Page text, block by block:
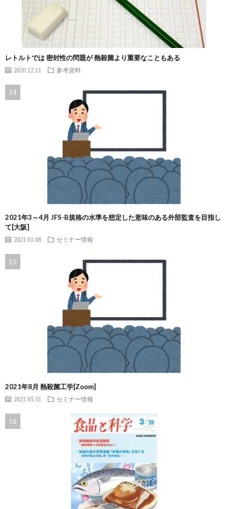
レトルトでは 密封性の問題が 熱殺菌より重要なこともある
2020.12.11 参考資料
2021年3～4月 JFS-B規格の水準を想定した意味のある外部監査を目指し
て[大阪]
2021.01.08 セミナー情報
2021年8月 熱殺菌工学[Zoom]
2021.05.31 セミナー情報